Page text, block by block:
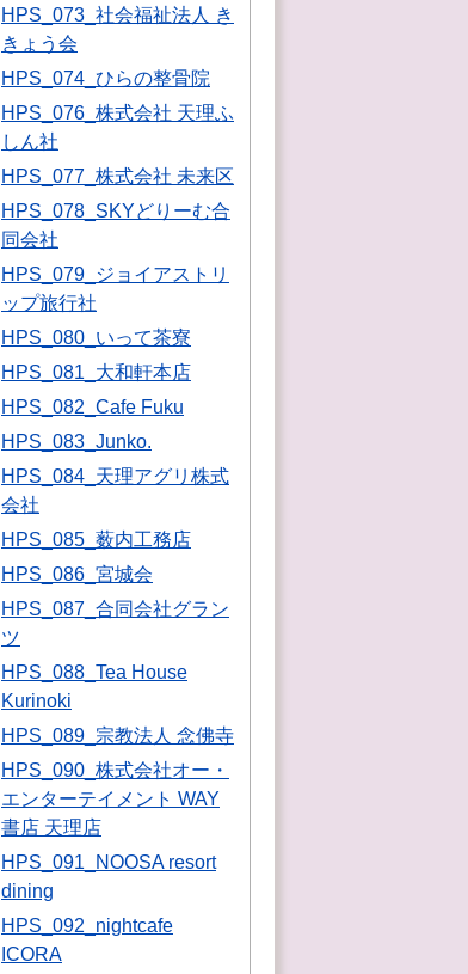
HPS_073_社会福祉法人 き
きょう会
HPS_074_ひらの整骨院
HPS_076_株式会社 天理ふ
しん社
HPS_077_株式会社 未来区
HPS_078_SKYどりーむ合
同会社
HPS_079_ジョイアストリ
ップ旅行社
HPS_080_いって茶寮
HPS_081_大和軒本店
HPS_082_Cafe Fuku
HPS_083_Junko.
HPS_084_天理アグリ株式
会社
HPS_085_薮内工務店
HPS_086_宮城会
HPS_087_合同会社グラン
ツ
HPS_088_Tea House
Kurinoki
HPS_089_宗教法人 念佛寺
HPS_090_株式会社オー・
エンターテイメント WAY
書店 天理店
HPS_091_NOOSA resort
dining
HPS_092_nightcafe
ICORA